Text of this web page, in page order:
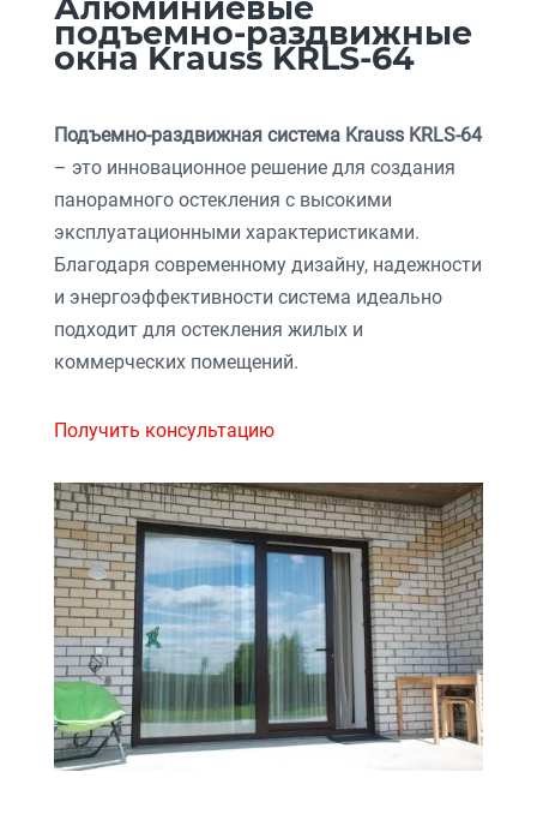
подъемно-раздвижные
окна Krauss KRLS-64
Подъемно-раздвижная система Krauss KRLS-64
– это инновационное решение для создания
панорамного остекления с высокими
эксплуатационными характеристиками.
Благодаря современному дизайну, надежности
и энергоэффективности система идеально
подходит для остекления жилых и
коммерческих помещений.
Получить консультацию